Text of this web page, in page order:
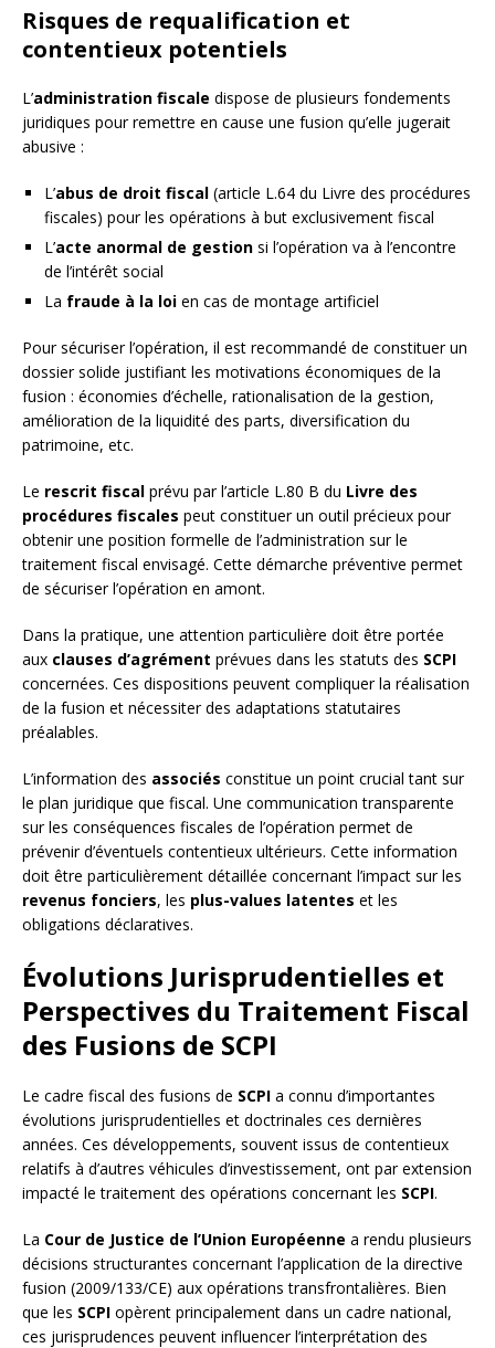
Risques de requalification et
contentieux potentiels
L’administration fiscale dispose de plusieurs fondements
juridiques pour remettre en cause une fusion qu’elle jugerait
abusive :
L’abus de droit fiscal (article L.64 du Livre des procédures
fiscales) pour les opérations à but exclusivement fiscal
L’acte anormal de gestion si l’opération va à l’encontre
de l’intérêt social
La fraude à la loi en cas de montage artificiel
Pour sécuriser l’opération, il est recommandé de constituer un
dossier solide justifiant les motivations économiques de la
fusion : économies d’échelle, rationalisation de la gestion,
amélioration de la liquidité des parts, diversification du
patrimoine, etc.
Le rescrit fiscal prévu par l’article L.80 B du Livre des
procédures fiscales peut constituer un outil précieux pour
obtenir une position formelle de l’administration sur le
traitement fiscal envisagé. Cette démarche préventive permet
de sécuriser l’opération en amont.
Dans la pratique, une attention particulière doit être portée
aux clauses d’agrément prévues dans les statuts des SCPI
concernées. Ces dispositions peuvent compliquer la réalisation
de la fusion et nécessiter des adaptations statutaires
préalables.
L’information des associés constitue un point crucial tant sur
le plan juridique que fiscal. Une communication transparente
sur les conséquences fiscales de l’opération permet de
prévenir d’éventuels contentieux ultérieurs. Cette information
doit être particulièrement détaillée concernant l’impact sur les
revenus fonciers, les plus-values latentes et les
obligations déclaratives.
Évolutions Jurisprudentielles et
Perspectives du Traitement Fiscal
des Fusions de SCPI
Le cadre fiscal des fusions de SCPI a connu d’importantes
évolutions jurisprudentielles et doctrinales ces dernières
années. Ces développements, souvent issus de contentieux
relatifs à d’autres véhicules d’investissement, ont par extension
impacté le traitement des opérations concernant les SCPI.
La Cour de Justice de l’Union Européenne a rendu plusieurs
décisions structurantes concernant l’application de la directive
fusion (2009/133/CE) aux opérations transfrontalières. Bien
que les SCPI opèrent principalement dans un cadre national,
ces jurisprudences peuvent influencer l’interprétation des